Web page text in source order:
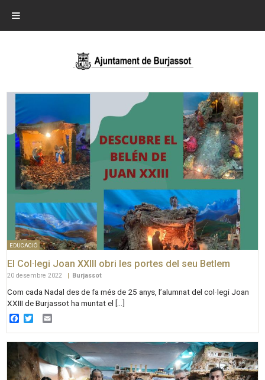
EDUCACIÓ
El Col·legi Joan XXIII obri les portes del seu Betlem
20 desembre 2022 Burjassot
Com cada Nadal des de fa més de 25 anys, l’alumnat del col·legi Joan
XXIII de Burjassot ha muntat el […]
Facebook
Twitter